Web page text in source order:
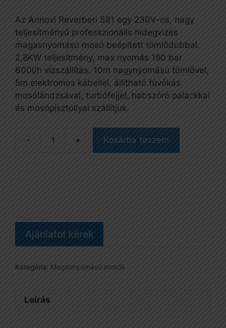
Az Annovi Reverberi 591 egy 230V-os, nagy
teljesítményű professzionális hidegvizes
magasnyomású mosó beépített tömlődobbal.
2,8KW teljesítmény, max nyomás 180 bar
600l/h vízszállítás. 10m nagynyomású tömlővel,
5m elektromos kábellel, állítható fúvókás
mosólándzsával, turbófejjel, habszóró palackkal
és mosópisztollyal szállítjuk.
tömlődobbal
mennyiség
Kosárba teszem
Ajánlatot kérek
Kategória: Magasnyomású mosók
Leírás